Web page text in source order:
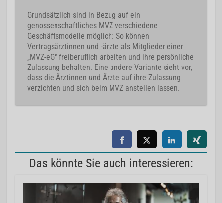
Grundsätzlich sind in Bezug auf ein
genossenschaftliches MVZ verschiedene
Geschäftsmodelle möglich: So können
Vertragsärztinnen und -ärzte als Mitglieder einer
„MVZ-eG“ freiberuflich arbeiten und ihre persönliche
Zulassung behalten. Eine andere Variante sieht vor,
dass die Ärztinnen und Ärzte auf ihre Zulassung
verzichten und sich beim MVZ anstellen lassen.
Das könnte Sie auch interessieren: